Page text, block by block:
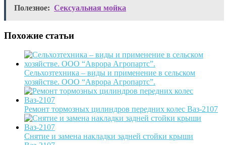
Полезное: Сексуальная мойка
Похожие статьи
Сельхозтехника – виды и применение в сельском
хозяйстве. ООО “Аврора Агропартс”.
Ремонт тормозных цилиндров передних колес Ваз-2107
Снятие и замена накладки задней стойки крыши